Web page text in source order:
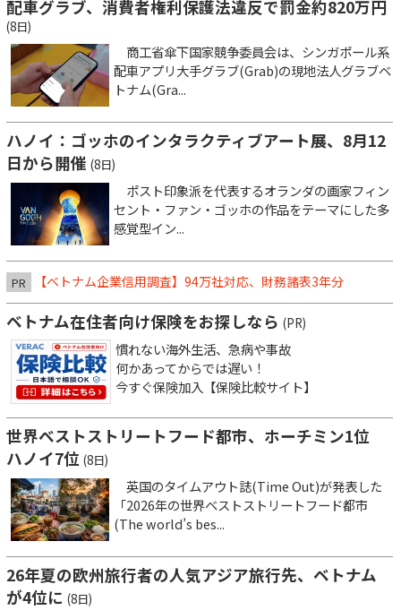
配車グラブ、消費者権利保護法違反で罰金約820万円
(8日)
商工省傘下国家競争委員会は、シンガポール系
配車アプリ大手グラブ(Grab)の現地法人グラブベ
トナム(Gra...
ハノイ：ゴッホのインタラクティブアート展、8月12
日から開催 (8日)
ポスト印象派を代表するオランダの画家フィン
セント・ファン・ゴッホの作品をテーマにした多
感覚型イン...
PR 【ベトナム企業信用調査】94万社対応、財務諸表3年分
ベトナム在住者向け保険をお探しなら (PR)
慣れない海外生活、急病や事故
何かあってからでは遅い！
今すぐ保険加入【保険比較サイト】
世界ベストストリートフード都市、ホーチミン1位
ハノイ7位 (8日)
英国のタイムアウト誌(Time Out)が発表した
「2026年の世界ベストストリートフード都市
(The world’s bes...
26年夏の欧州旅行者の人気アジア旅行先、ベトナム
が4位に (8日)